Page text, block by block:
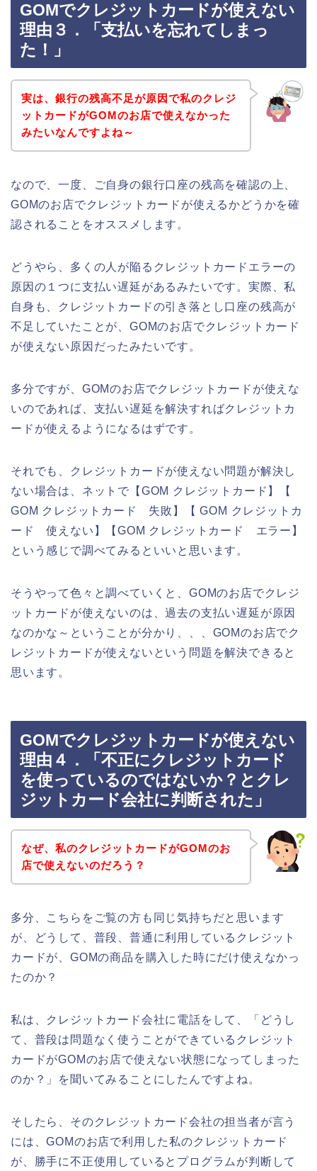
GOMでクレジットカードが使えない
理由３．「支払いを忘れてしまっ
た！」
実は、銀行の残高不足が原因で私のクレジ
ットカードがGOMのお店で使えなかった
みたいなんですよね～
なので、一度、ご自身の銀行口座の残高を確認の上、
GOMのお店でクレジットカードが使えるかどうかを確
認されることをオススメします。
どうやら、多くの人が陥るクレジットカードエラーの
原因の１つに支払い遅延があるみたいです。実際、私
自身も、クレジットカードの引き落とし口座の残高が
不足していたことが、GOMのお店でクレジットカード
が使えない原因だったみたいです。
多分ですが、GOMのお店でクレジットカードが使えな
いのであれば、支払い遅延を解決すればクレジットカ
ードが使えるようになるはずです。
それでも、クレジットカードが使えない問題が解決し
ない場合は、ネットで【GOM クレジットカード】【
GOM クレジットカード 失敗】【 GOM クレジットカ
ード 使えない】【GOM クレジットカード エラー】
という感じで調べてみるといいと思います。
そうやって色々と調べていくと、GOMのお店でクレジ
ットカードが使えないのは、過去の支払い遅延が原因
なのかな～ということが分かり、、、GOMのお店でク
レジットカードが使えないという問題を解決できると
思います。
GOMでクレジットカードが使えない
理由４．「不正にクレジットカード
を使っているのではないか？とクレ
ジットカード会社に判断された」
なぜ、私のクレジットカードがGOMのお
店で使えないのだろう？
多分、こちらをご覧の方も同じ気持ちだと思います
が、どうして、普段、普通に利用しているクレジット
カードが、GOMの商品を購入した時にだけ使えなかっ
たのか？
私は、クレジットカード会社に電話をして、「どうし
て、普段は問題なく使うことができているクレジット
カードがGOMのお店で使えない状態になってしまった
のか？」を聞いてみることにしたんですよね。
そしたら、そのクレジットカード会社の担当者が言う
には、GOMのお店で利用した私のクレジットカード
が、勝手に不正使用しているとプログラムが判断して